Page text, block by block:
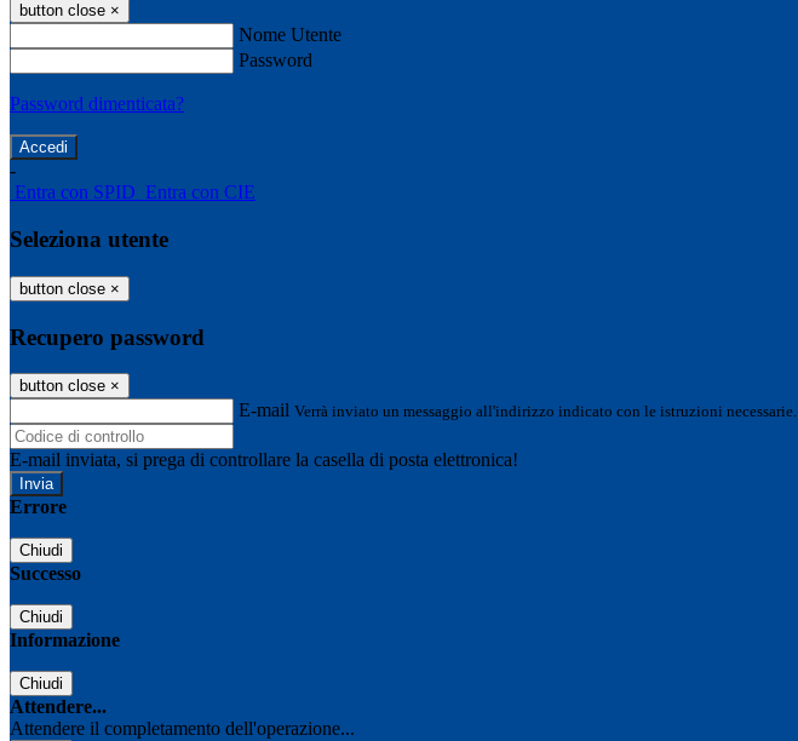
button close ×
Nome Utente
Password
Password dimenticata?
-
Entra con SPID Entra con CIE
Seleziona utente
button close ×
Recupero password
button close ×
E-mail Verrà inviato un messaggio all'indirizzo indicato con le istruzioni necessarie.
E-mail inviata, si prega di controllare la casella di posta elettronica!
Errore
Chiudi
Successo
Chiudi
Informazione
Chiudi
Attendere...
Attendere il completamento dell'operazione...